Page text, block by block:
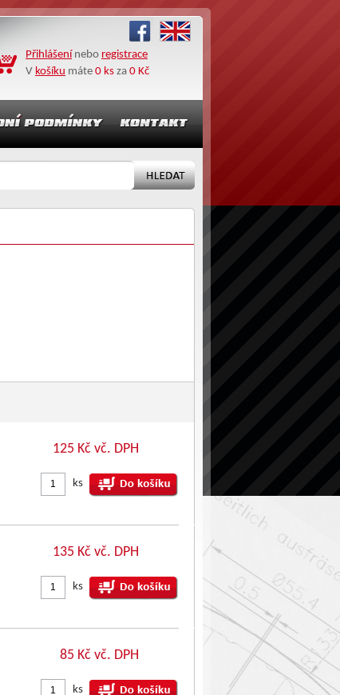
Přihlášení nebo registrace
V košíku máte 0 ks za 0 Kč
125 Kč vč. DPH
ks
135 Kč vč. DPH
ks
85 Kč vč. DPH
ks